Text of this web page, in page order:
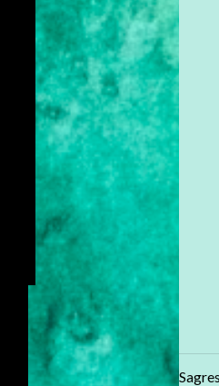
Sagres